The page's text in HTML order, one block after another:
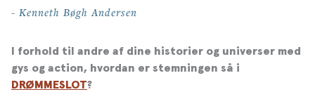
- Kenneth Bøgh Andersen
I forhold til andre af dine historier og universer med
gys og action, hvordan er stemningen så i
DRØMMESLOT?